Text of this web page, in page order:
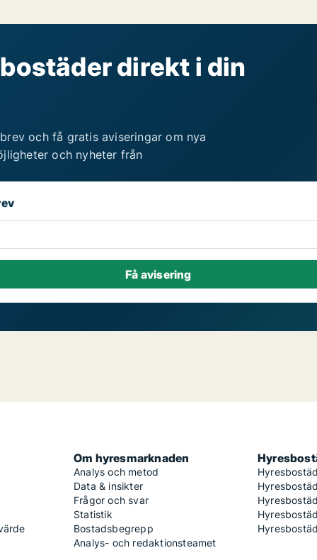
direkt i din
och få gratis aviseringar om nya
och nyheter från
Om hyresmarknaden
Analys och metod
Data & insikter
Frågor och svar
Statistik
Bostadsbegrepp
Analys- och redaktionsteamet